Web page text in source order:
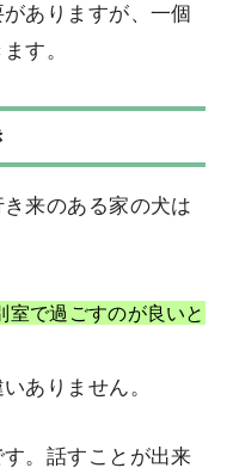
ありますが、一個
す。
来のある家の犬は
で過ごすのが良いと
ありません。
。話すことが出来